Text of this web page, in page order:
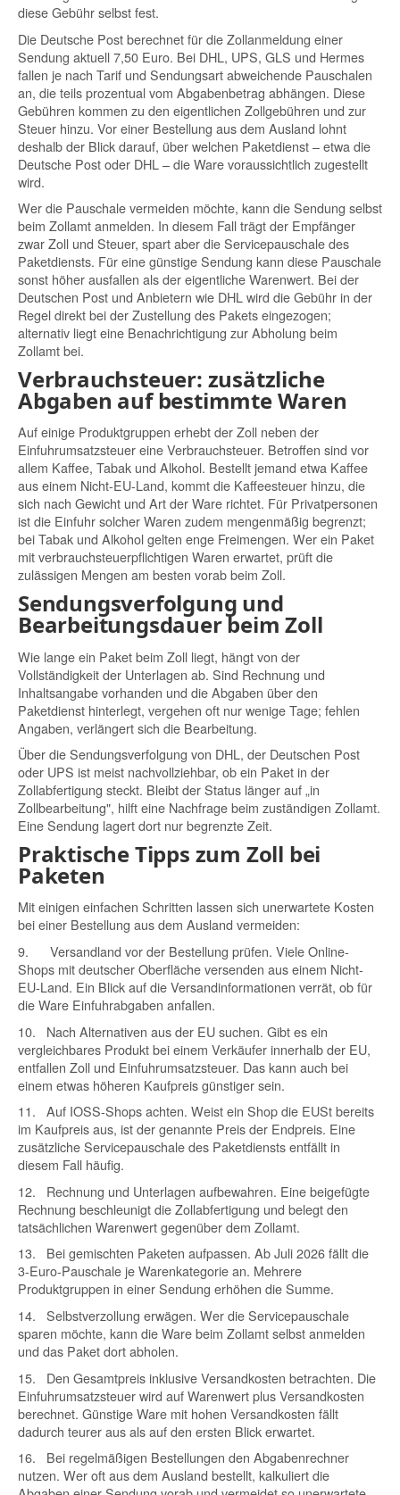
diese Gebühr selbst fest.
Die Deutsche Post berechnet für die Zollanmeldung einer
Sendung aktuell 7,50 Euro. Bei DHL, UPS, GLS und Hermes
fallen je nach Tarif und Sendungsart abweichende Pauschalen
an, die teils prozentual vom Abgabenbetrag abhängen. Diese
Gebühren kommen zu den eigentlichen Zollgebühren und zur
Steuer hinzu. Vor einer Bestellung aus dem Ausland lohnt
deshalb der Blick darauf, über welchen Paketdienst – etwa die
Deutsche Post oder DHL – die Ware voraussichtlich zugestellt
wird.
Wer die Pauschale vermeiden möchte, kann die Sendung selbst
beim Zollamt anmelden. In diesem Fall trägt der Empfänger
zwar Zoll und Steuer, spart aber die Servicepauschale des
Paketdiensts. Für eine günstige Sendung kann diese Pauschale
sonst höher ausfallen als der eigentliche Warenwert. Bei der
Deutschen Post und Anbietern wie DHL wird die Gebühr in der
Regel direkt bei der Zustellung des Pakets eingezogen;
alternativ liegt eine Benachrichtigung zur Abholung beim
Zollamt bei.
Verbrauchsteuer: zusätzliche
Abgaben auf bestimmte Waren
Auf einige Produktgruppen erhebt der Zoll neben der
Einfuhrumsatzsteuer eine Verbrauchsteuer. Betroffen sind vor
allem Kaffee, Tabak und Alkohol. Bestellt jemand etwa Kaffee
aus einem Nicht-EU-Land, kommt die Kaffeesteuer hinzu, die
sich nach Gewicht und Art der Ware richtet. Für Privatpersonen
ist die Einfuhr solcher Waren zudem mengenmäßig begrenzt;
bei Tabak und Alkohol gelten enge Freimengen. Wer ein Paket
mit verbrauchsteuerpflichtigen Waren erwartet, prüft die
zulässigen Mengen am besten vorab beim Zoll.
Sendungsverfolgung und
Bearbeitungsdauer beim Zoll
Wie lange ein Paket beim Zoll liegt, hängt von der
Vollständigkeit der Unterlagen ab. Sind Rechnung und
Inhaltsangabe vorhanden und die Abgaben über den
Paketdienst hinterlegt, vergehen oft nur wenige Tage; fehlen
Angaben, verlängert sich die Bearbeitung.
Über die Sendungsverfolgung von DHL, der Deutschen Post
oder UPS ist meist nachvollziehbar, ob ein Paket in der
Zollabfertigung steckt. Bleibt der Status länger auf „in
Zollbearbeitung", hilft eine Nachfrage beim zuständigen Zollamt.
Eine Sendung lagert dort nur begrenzte Zeit.
Praktische Tipps zum Zoll bei
Paketen
Mit einigen einfachen Schritten lassen sich unerwartete Kosten
bei einer Bestellung aus dem Ausland vermeiden:
9.
Versandland vor der Bestellung prüfen. Viele Online-
Shops mit deutscher Oberfläche versenden aus einem Nicht-
EU-Land. Ein Blick auf die Versandinformationen verrät, ob für
die Ware Einfuhrabgaben anfallen.
10.
Nach Alternativen aus der EU suchen. Gibt es ein
vergleichbares Produkt bei einem Verkäufer innerhalb der EU,
entfallen Zoll und Einfuhrumsatzsteuer. Das kann auch bei
einem etwas höheren Kaufpreis günstiger sein.
11.
Auf IOSS-Shops achten. Weist ein Shop die EUSt bereits
im Kaufpreis aus, ist der genannte Preis der Endpreis. Eine
zusätzliche Servicepauschale des Paketdiensts entfällt in
diesem Fall häufig.
12.
Rechnung und Unterlagen aufbewahren. Eine beigefügte
Rechnung beschleunigt die Zollabfertigung und belegt den
tatsächlichen Warenwert gegenüber dem Zollamt.
13.
Bei gemischten Paketen aufpassen. Ab Juli 2026 fällt die
3-Euro-Pauschale je Warenkategorie an. Mehrere
Produktgruppen in einer Sendung erhöhen die Summe.
14.
Selbstverzollung erwägen. Wer die Servicepauschale
sparen möchte, kann die Ware beim Zollamt selbst anmelden
und das Paket dort abholen.
15.
Den Gesamtpreis inklusive Versandkosten betrachten. Die
Einfuhrumsatzsteuer wird auf Warenwert plus Versandkosten
berechnet. Günstige Ware mit hohen Versandkosten fällt
dadurch teurer aus als auf den ersten Blick erwartet.
16.
Bei regelmäßigen Bestellungen den Abgabenrechner
nutzen. Wer oft aus dem Ausland bestellt, kalkuliert die